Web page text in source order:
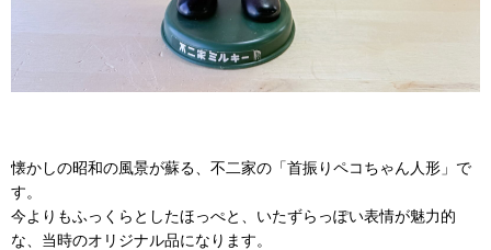
懐かしの昭和の風景が蘇る、不二家の「首振りペコちゃん人形」で
す。
今よりもふっくらとしたほっぺと、いたずらっぽい表情が魅力的
な、当時のオリジナル品になります。